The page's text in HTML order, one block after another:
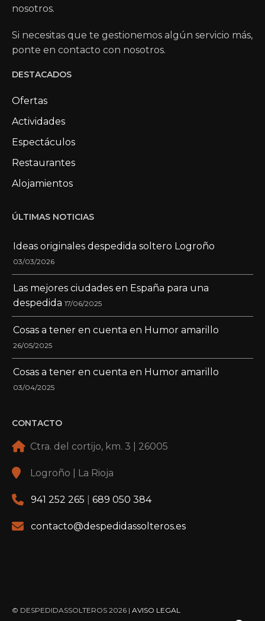
nosotros.
Si necesitas que te gestionemos algún servicio más,
ponte en contacto con nosotros.
DESTACADOS
Ofertas
Actividades
Espectáculos
Restaurantes
Alojamientos
ÚLTIMAS NOTICIAS
Ideas originales despedida soltero Logroño
03/03/2026
Las mejores ciudades en España para una
despedida 17/06/2025
Cosas a tener en cuenta en Humor amarillo
26/05/2025
Cosas a tener en cuenta en Humor amarillo
03/04/2025
CONTACTO
Ctra. del cortijo, km. 3 | 26005
Logroño | La Rioja
941 252 265 689 050 384
contacto@despedidassolteros.es
© DESPEDIDASSOLTEROS 2026 | AVISO LEGAL